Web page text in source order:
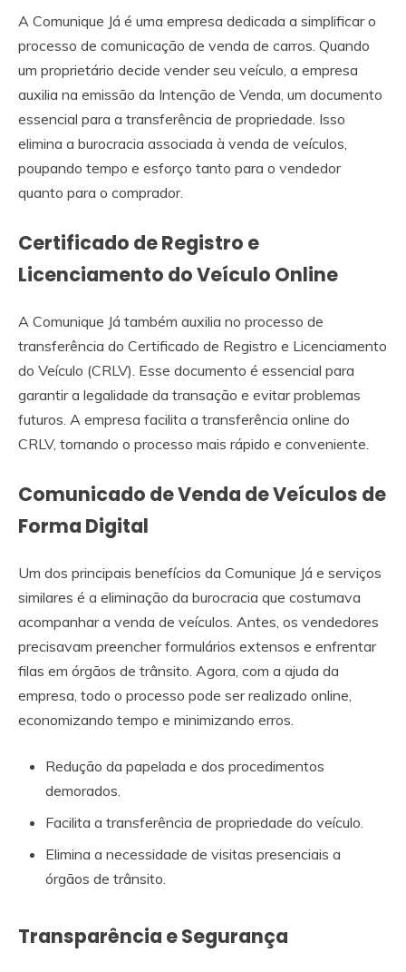
A Comunique Já é uma empresa dedicada a simplificar o
processo de comunicação de venda de carros. Quando
um proprietário decide vender seu veículo, a empresa
auxilia na emissão da Intenção de Venda, um documento
essencial para a transferência de propriedade. Isso
elimina a burocracia associada à venda de veículos,
poupando tempo e esforço tanto para o vendedor
quanto para o comprador.
Certificado de Registro e
Licenciamento do Veículo Online
A Comunique Já também auxilia no processo de
transferência do Certificado de Registro e Licenciamento
do Veículo (CRLV). Esse documento é essencial para
garantir a legalidade da transação e evitar problemas
futuros. A empresa facilita a transferência online do
CRLV, tornando o processo mais rápido e conveniente.
Comunicado de Venda de Veículos de
Forma Digital
Um dos principais benefícios da Comunique Já e serviços
similares é a eliminação da burocracia que costumava
acompanhar a venda de veículos. Antes, os vendedores
precisavam preencher formulários extensos e enfrentar
filas em órgãos de trânsito. Agora, com a ajuda da
empresa, todo o processo pode ser realizado online,
economizando tempo e minimizando erros.
Redução da papelada e dos procedimentos
demorados.
Facilita a transferência de propriedade do veículo.
Elimina a necessidade de visitas presenciais a
órgãos de trânsito.
Transparência e Segurança